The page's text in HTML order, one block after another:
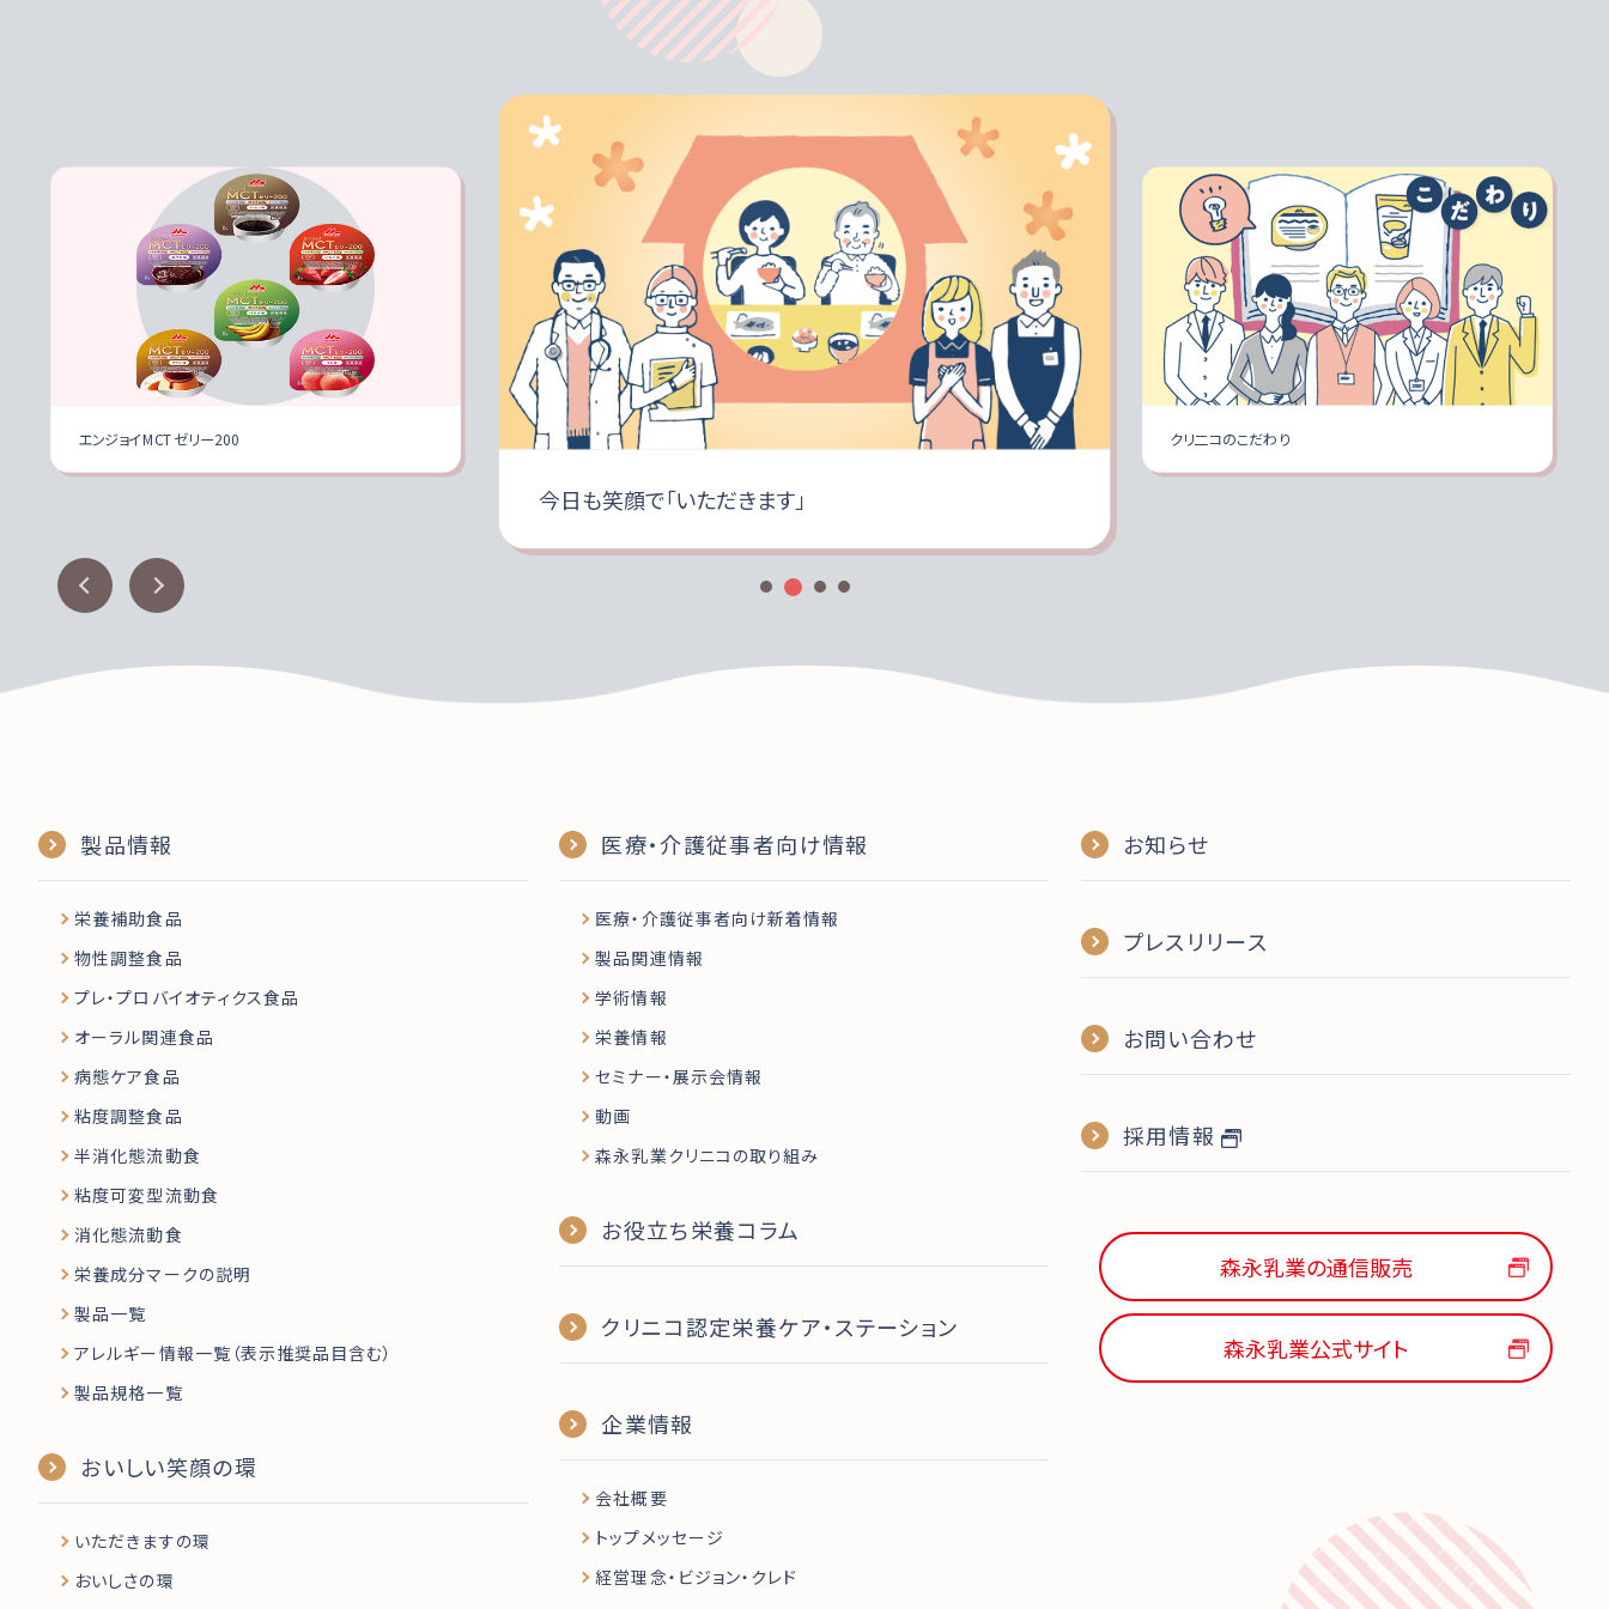
エンジョイMCTゼリー200
今日も笑顔で「いただきます」
クリ二コのこだわり
製品情報
栄養補助食品
物性調整食品
プレ・プロバイオティクス食品
オーラル関連食品
病態ケア食品
粘度調整食品
半消化態流動食
粘度可変型流動食
消化態流動食
栄養成分マークの説明
製品一覧
アレルギー情報一覧（表示推奨品目含む）
製品規格一覧
おいしい笑顔の環
いただきますの環
おいしさの環
医療・介護従事者向け情報
医療・介護従事者向け新着情報
製品関連情報
学術情報
栄養情報
セミナー・展示会情報
動画
森永乳業クリニコの取り組み
お役立ち栄養コラム
クリニコ認定栄養ケア・ステーション
企業情報
会社概要
トップメッセージ
経営理念・ビジョン・クレド
お知らせ
プレスリリース
お問い合わせ
採用情報
森永乳業の通信販売
森永乳業公式サイト